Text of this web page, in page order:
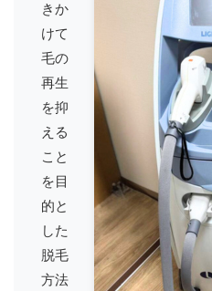
きか
けて
毛の
再生
を抑
える
こと
を目
的と
した
脱毛
方法